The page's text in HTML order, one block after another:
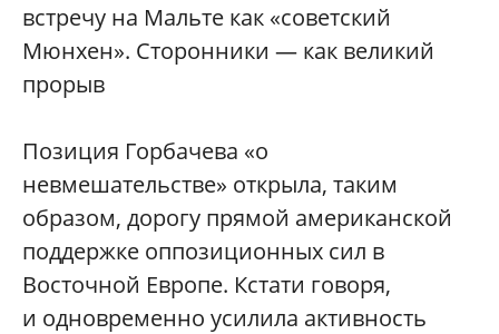
встречу на Мальте как «советский
Мюнхен». Сторонники — как великий
прорыв
Позиция Горбачева «о
невмешательстве» открыла, таким
образом, дорогу прямой американской
поддержке оппозиционных сил в
Восточной Европе. Кстати говоря,
и одновременно усилила активность